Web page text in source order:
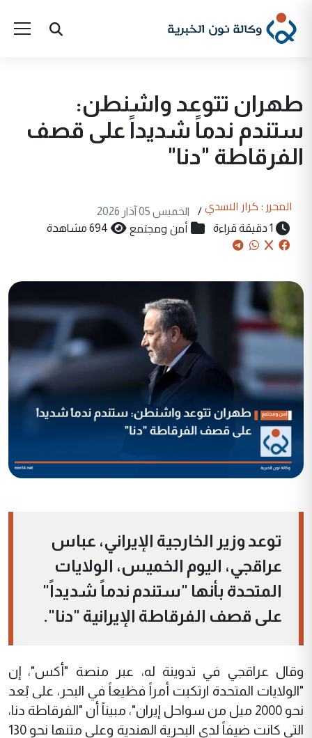
طهران تتوعد واشنطن:
ستندم ندماً شديداً على قصف
الفرقاطة "دنا"
المحرر : كرار الاسدي /
الخميس 05 آذار 2026
1 دقيقة قراءة
أمن ومجتمع 694 مشاهدة
توعد وزير الخارجية الإيراني، عباس
عراقجي، اليوم الخميس، الولايات
المتحدة بأنها "ستندم ندماً شديداً"
على قصف الفرقاطة الإيرانية "دنا".
وقال عراقجي في تدوينة له، عبر منصة "أكس"، إن
"الولايات المتحدة ارتكبت أمراً فظيعاً في البحر، على بُعد
نحو 2000 ميل من سواحل إيران"، مبيناً أن "الفرقاطة دنا،
التي كانت ضيفاً لدى البحرية الهندية وعلى متنها نحو 130